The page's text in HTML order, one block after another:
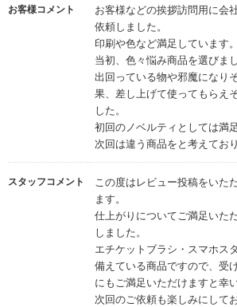
お客様コメント
お客様などの挨拶訪問用に会
依頼しました。
印刷や色など満足しています。
当初、色々悩み商品を選びまし
出回っている物や邪魔になり
果、差し上げて使ってもらえ
した。
初回のノベルティとしては満
次回は違う商品をと考えており
スタッフコメント
この度はレビュー投稿をいた
ます。
仕上がりについてご満足いた
しました。
エチケットブラシ・スマホス
備えている商品ですので、受
にもご満足いただけますと幸い
次回のご依頼も楽しみにして